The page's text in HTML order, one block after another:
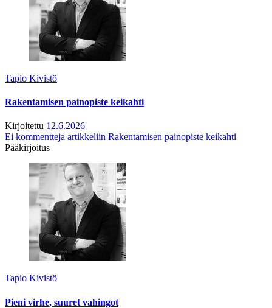
Tapio Kivistö
Rakentamisen painopiste keikahti
Kirjoitettu 12.6.2026
Ei kommentteja artikkeliin Rakentamisen painopiste keikahti
Pääkirjoitus
Tapio Kivistö
Pieni virhe, suuret vahingot